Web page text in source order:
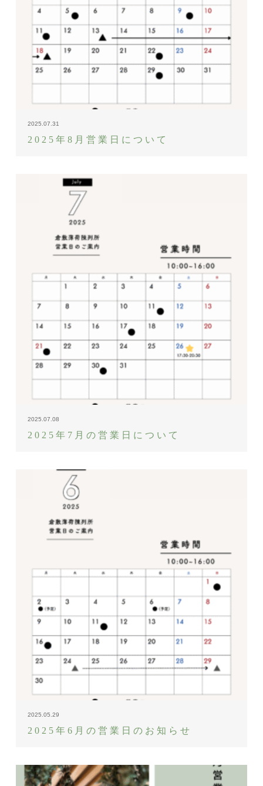
2025.07.31
2025年8月営業日について
2025.07.08
2025年7月の営業日について
2025.05.29
2025年6月の営業日のお知らせ